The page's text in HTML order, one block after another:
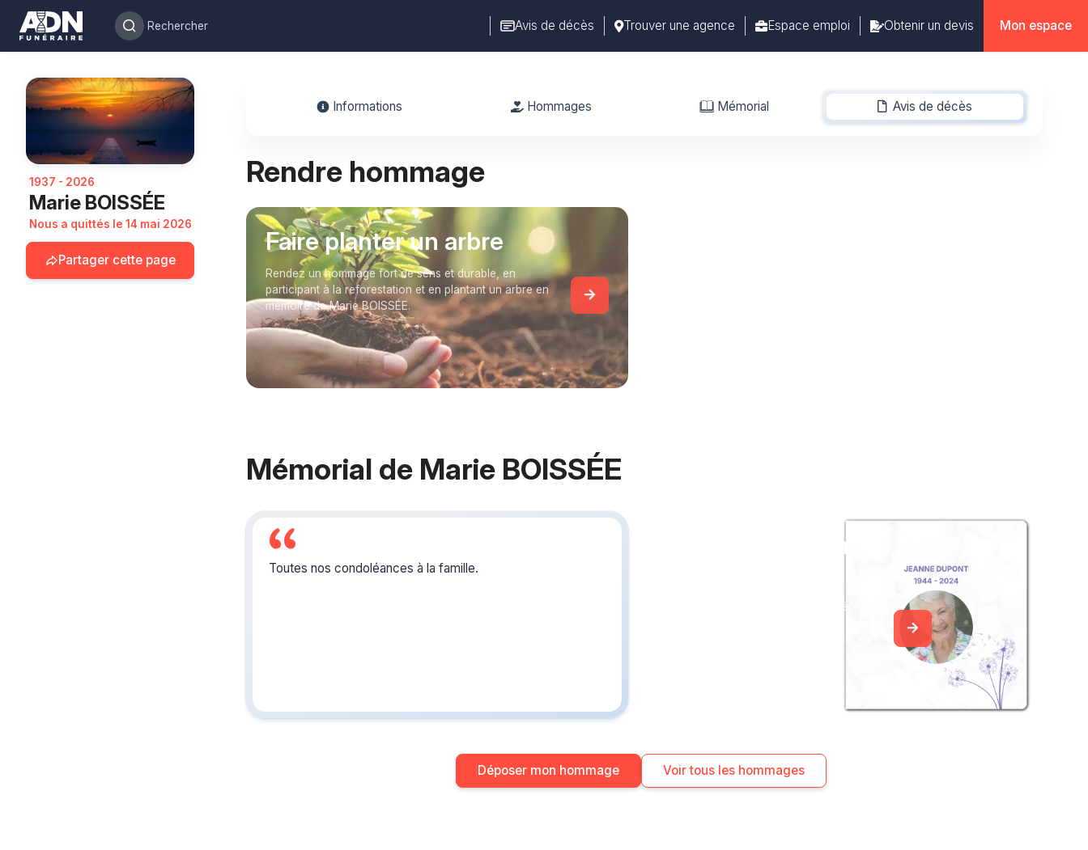
Avis de décès Trouver une agence Espace emploi Obtenir un devis Mon espace
1937 - 2026
Marie BOISSÉE
Nous a quittés le 14 mai 2026
Partager cette page
Informations Hommages Mémorial Avis de décès
-
Rendre hommage
Faire planter un arbre
Rendez un hommage fort de sens et durable, en
participant à la reforestation et en plantant un arbre en
mémoire de Marie BOISSÉE.
Mémorial de Marie BOISSÉE
Toutes nos condoléances à la famille.
Créez un album
Créez un album collaboratif en réunissant
Déposer mon hommage Voir tous les hommages